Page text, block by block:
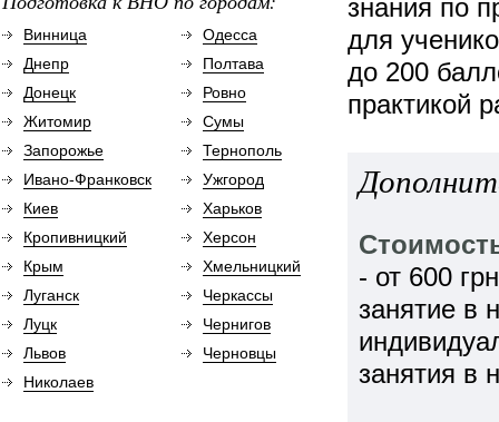
знания по
для
до 200
практикой
- от 600
занятие в
занятия в
Винница
Днепр
Донецк
Житомир
Запорожье
Ивано-Франковск
Киев
Кропивницкий
Крым
Луганск
Луцк
Львов
Николаев
Одесса
Полтава
Ровно
Сумы
Тернополь
Ужгород
Харьков
Херсон
Хмельницкий
Черкассы
Чернигов
Черновцы